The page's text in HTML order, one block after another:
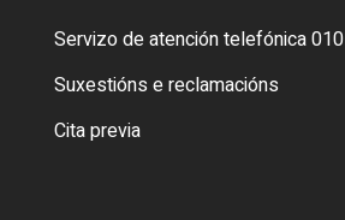
Servizo de atención telefónica 010
Suxestións e reclamacións
Cita previa